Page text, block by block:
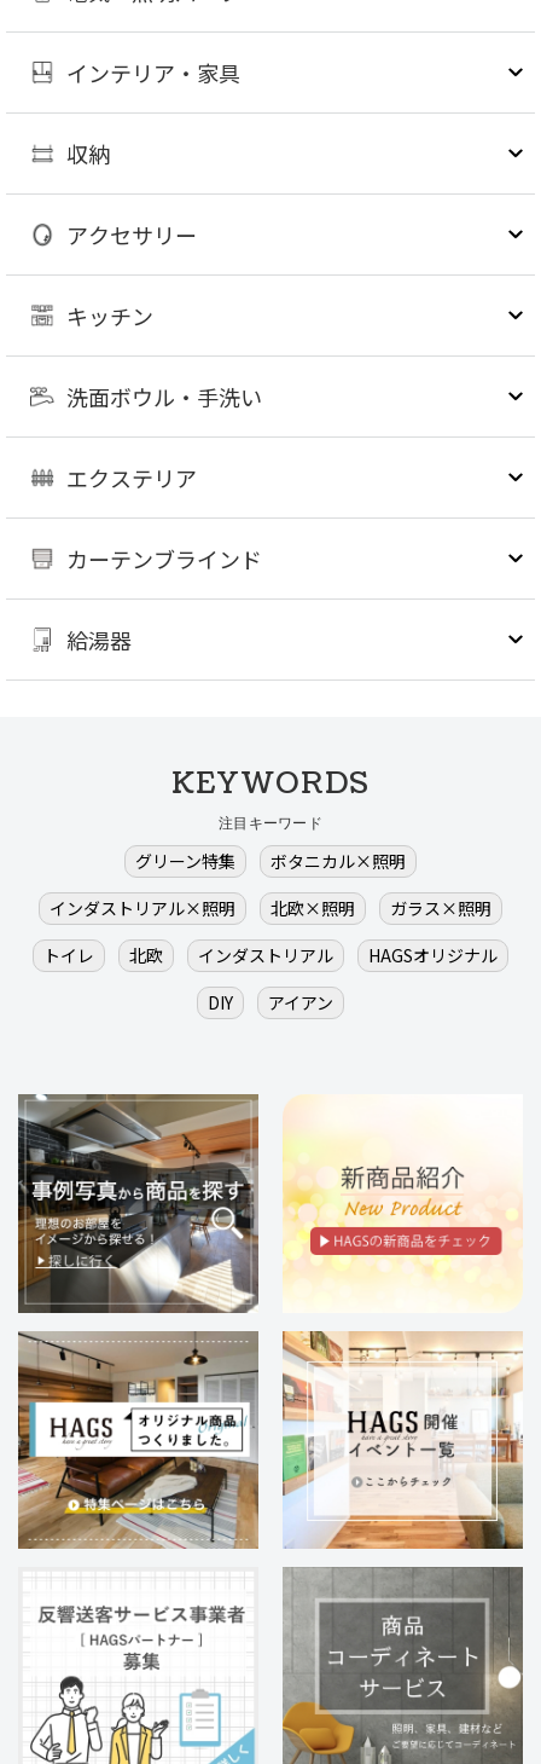
インテリア・家具
収納
アクセサリー
キッチン
洗面ボウル・手洗い
エクステリア
カーテンブラインド
給湯器
KEYWORDS
注目キーワード
グリーン特集
ボタニカル×照明
インダストリアル×照明
北欧×照明
ガラス×照明
トイレ
北欧 インダストリアル
HAGSオリジナル
DIY
アイアン